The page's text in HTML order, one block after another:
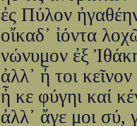
ἐς Πύλον
οἴκαδ᾽ ἰόντα
νώνυμον ἐξ
ἀλλ᾽ ἦ τοι
ἦ κε φύγηι καί
ἀλλ᾽ ἄγε μοι σύ,